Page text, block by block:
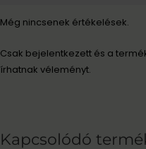
Még nincsenek értékelések.
Csak bejelentkezett és a
írhatnak véleményt.
Kapcsolódó